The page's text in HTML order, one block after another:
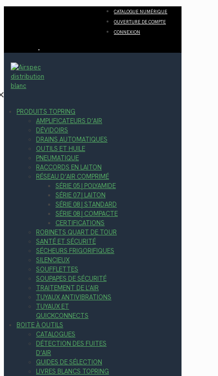
CATALOGUE NUMÉRIQUE
OUVERTURE DE COMPTE
CONNEXION
PRODUITS TOPRING
AMPLIFICATEURS D’AIR
DÉVIDOIRS
DRAINS AUTOMATIQUES
OUTILS ET HUILE
PNEUMATIQUE
RACCORDS EN LAITON
RÉSEAU D’AIR COMPRIMÉ
SÉRIE 05 | POLYAMIDE
SÉRIE 07 | LAITON
SÉRIE 08 | STANDARD
SÉRIE 08 | COMPACTE
CERTIFICATIONS
ROBINETS QUART DE TOUR
SANTÉ ET SÉCURITÉ
SÉCHEURS FRIGORIFIQUES
SILENCIEUX
SOUFFLETTES
SOUPAPES DE SÉCURITÉ
TRAITEMENT DE L’AIR
TUYAUX ANTIVIBRATIONS
TUYAUX ET
QUICKCONNECTS
BOITE À OUTILS
CATALOGUES
DÉTECTION DES FUITES
D’AIR
GUIDES DE SÉLECTION
LIVRES BLANCS TOPRING